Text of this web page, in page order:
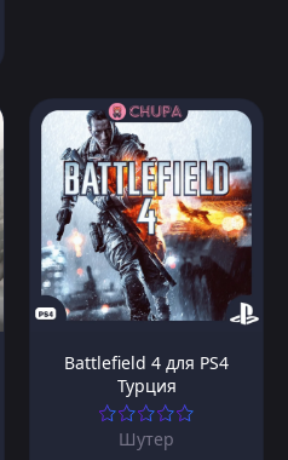
Battlefield 4 для PS4
Турция
Шутер